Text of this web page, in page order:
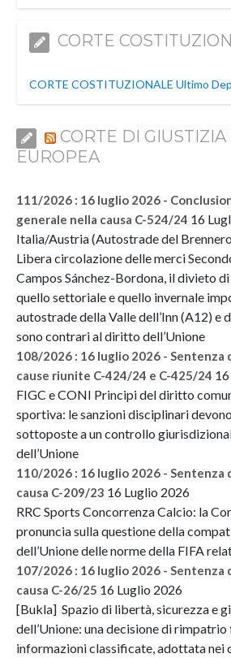
CORTE
CORTE COSTITUZIONALE Ultimo
CORTE DI GIUSTIZIA
EUROPEA
111/2026 : 16 luglio 2026 -
generale nella causa C-524/24 16
Italia/Austria (Autostrade del
Libera circolazione delle merci
Campos Sánchez-Bordona, il divieto
quello settoriale e quello invernale
autostrade della Valle dell’Inn (A12) e
sono contrari al diritto dell’Unione
108/2026 : 16 luglio 2026 - Sentenza
cause riunite C-424/24 e C-425/24
FIGC e CONI Principi del diritto
sportiva: le sanzioni disciplinari
sottoposte a un controllo
dell’Unione
110/2026 : 16 luglio 2026 - Sentenza
causa C-209/23 16 Luglio 2026
RRC Sports Concorrenza Calcio: la
pronuncia sulla questione della
dell’Unione delle norme della FIFA
107/2026 : 16 luglio 2026 - Sentenza
causa C-26/25 16 Luglio 2026
[Bukla] Spazio di libertà, sicurezza e
dell’Unione: una decisione di rimpatrio
informazioni classificate, adottata nei